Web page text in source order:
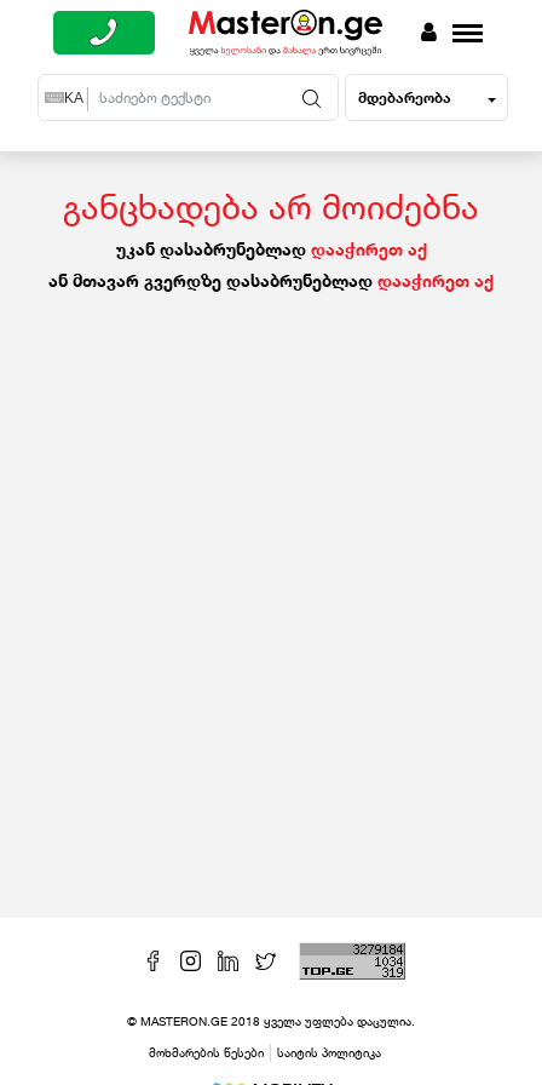
EN KA RU მდებარეობა
განცხადება არ მოიძებნა
უკან დასაბრუნებლად დააჭირეთ აქ
ან მთავარ გვერდზე დასაბრუნებლად დააჭირეთ აქ
© MASTERON.GE 2018 ყველა უფლება დაცულია.
მოხმარების წესები საიტის პოლიტიკა